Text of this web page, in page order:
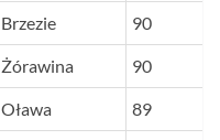
Brzezie 90
Żórawina 90
Oława 89